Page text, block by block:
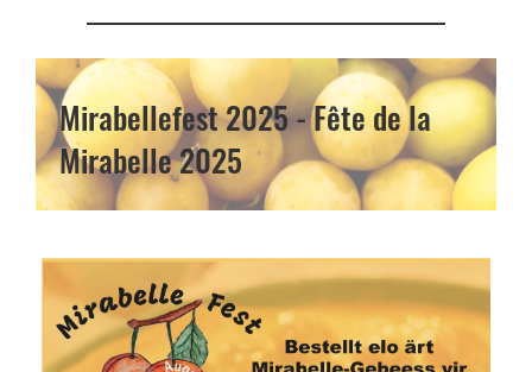
Mirabellefest 2025 - Fête de la
Mirabelle 2025